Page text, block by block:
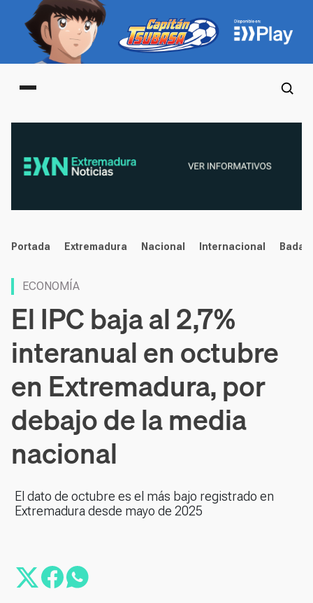
Main menu
noticias
Portada Extremadura Nacional Internacional
ECONOMÍA
El IPC baja al 2,7%
interanual en octubre
en Extremadura, por
debajo de la media
nacional
El dato de octubre es el más bajo registrado en
Extremadura desde mayo de 2025